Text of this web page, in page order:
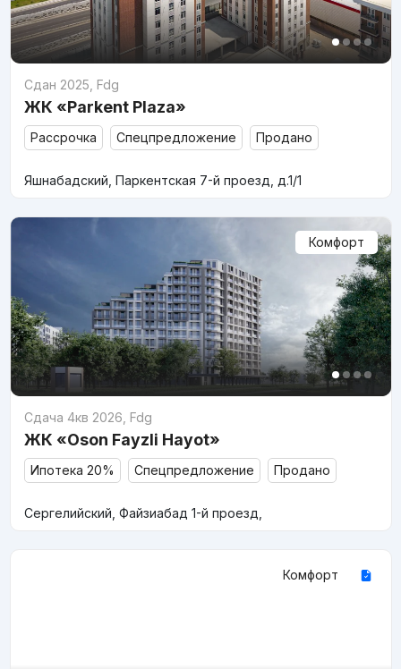
Сдан 2025 Fdg
ЖК «Parkent Plaza»
Рассрочка Спецпредложение Продано
Яшнабадский, Паркентская 7-й проезд, д.1/1
Комфорт
Сдача 4кв 2026 Fdg
ЖК «Oson Fayzli Hayot»
Ипотека 20% Спецпредложение Продано
Сергелийский, Файзиабад 1-й проезд,
Комфорт